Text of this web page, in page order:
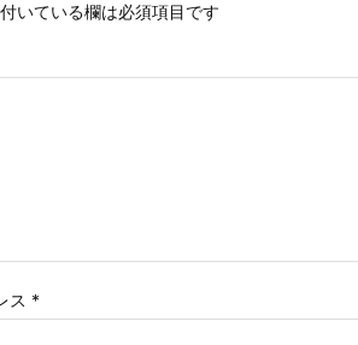
いている欄は必須項目です
ス *